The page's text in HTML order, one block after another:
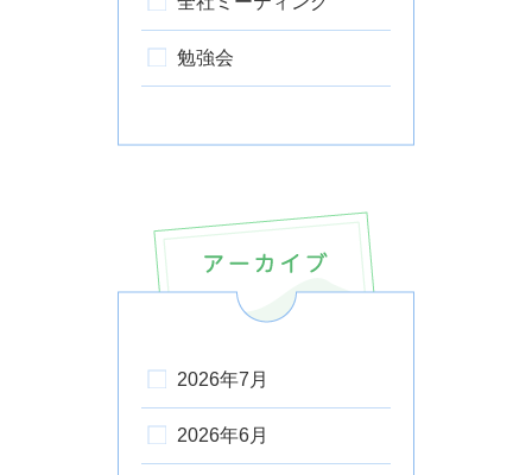
勉強会
2026年7月
2026年6月